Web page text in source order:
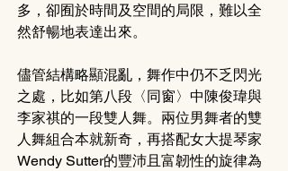
多，卻囿於時間及空間的局限，難以全
然舒暢地表達出來。
儘管結構略顯混亂，舞作中仍不乏閃光
之處，比如第八段〈同窗〉中陳俊瑋與
李家祺的一段雙人舞。兩位男舞者的雙
人舞組合本就新奇，再搭配女大提琴家
Wendy Sutter的豐沛且富韌性的旋律為